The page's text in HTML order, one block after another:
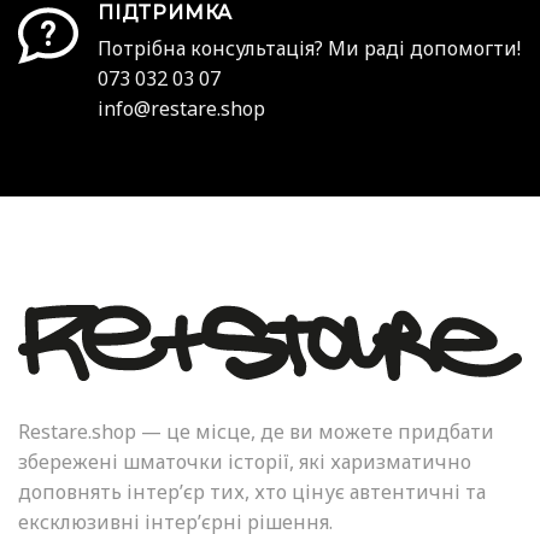
ПІДТРИМКА
Потрібна консультація? Ми раді допомогти!
073 032 03 07
info@restare.shop
Restare.shop — це місце, де ви можете придбати
збережені шматочки історії, які харизматично
доповнять інтер’єр тих, хто цінує автентичні та
ексклюзивні інтер’єрні рішення.